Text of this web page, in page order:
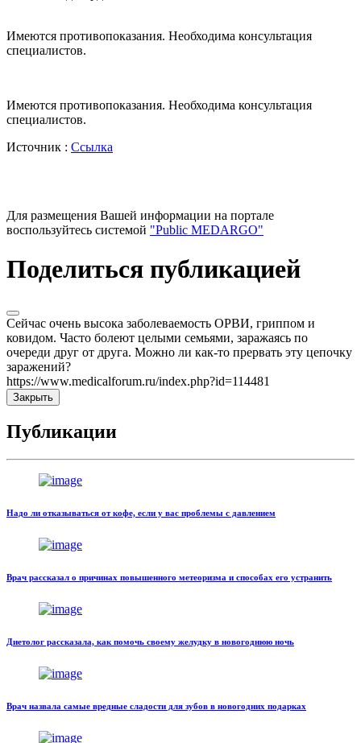
Имеются противопоказания. Необходима консультация
специалистов.
Имеются противопоказания. Необходима консультация
специалистов.
Источник : Ссылка
Для размещения Вашей информации на портале
воспользуйтесь системой "Public MEDARGO"
Поделиться публикацией
Сейчас очень высока заболеваемость ОРВИ, гриппом и
ковидом. Часто болеют целыми семьями, заражаясь по
очереди друг от друга. Можно ли как-то прервать эту цепочку
заражений?
https://www.medicalforum.ru/index.php?id=114481
Закрыть
Публикации
Надо ли отказываться от кофе, если у вас проблемы с давлением
Врач рассказал о причинах повышенного метеоризма и способах его устранить
Диетолог рассказала, как помочь своему желудку в новогоднюю ночь
Врач назвала самые вредные сладости для зубов в новогодних подарках